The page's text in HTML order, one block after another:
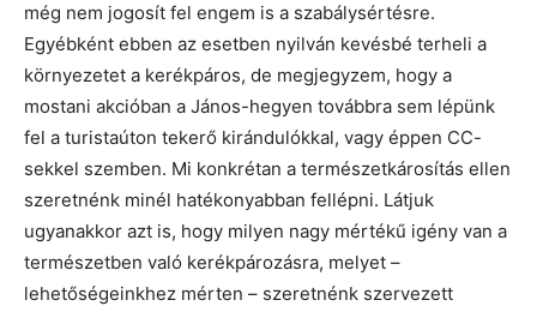
még nem jogosít fel engem is a szabálysértésre.
Egyébként ebben az esetben nyilván kevésbé terheli a
környezetet a kerékpáros, de megjegyzem, hogy a
mostani akcióban a János-hegyen továbbra sem lépünk
fel a turistaúton tekerő kirándulókkal, vagy éppen CC-
sekkel szemben. Mi konkrétan a természetkárosítás ellen
szeretnénk minél hatékonyabban fellépni. Látjuk
ugyanakkor azt is, hogy milyen nagy mértékű igény van a
természetben való kerékpározásra, melyet –
lehetőségeinkhez mérten – szeretnénk szervezett